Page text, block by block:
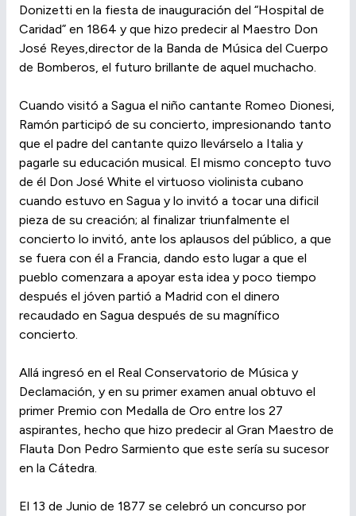
Donizetti en la fiesta de inauguración del “Hospital de
Caridad” en 1864 y que hizo predecir al Maestro Don
José Reyes,director de la Banda de Música del Cuerpo
de Bomberos, el futuro brillante de aquel muchacho.
Cuando visitó a Sagua el niño cantante Romeo Dionesi,
Ramón participó de su concierto, impresionando tanto
que el padre del cantante quizo llevárselo a Italia y
pagarle su educación musical. El mismo concepto tuvo
de él Don José White el virtuoso violinista cubano
cuando estuvo en Sagua y lo invitó a tocar una dificil
pieza de su creación; al finalizar triunfalmente el
concierto lo invitó, ante los aplausos del público, a que
se fuera con él a Francia, dando esto lugar a que el
pueblo comenzara a apoyar esta idea y poco tiempo
después el jóven partió a Madrid con el dinero
recaudado en Sagua después de su magnífico
concierto.
Allá ingresó en el Real Conservatorio de Música y
Declamación, y en su primer examen anual obtuvo el
primer Premio con Medalla de Oro entre los 27
aspirantes, hecho que hizo predecir al Gran Maestro de
Flauta Don Pedro Sarmiento que este sería su sucesor
en la Cátedra.
El 13 de Junio de 1877 se celebró un concurso por